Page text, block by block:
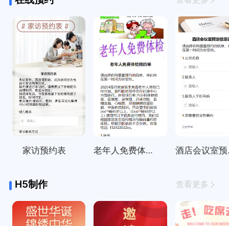
家访预约表 老年人免费体检预约单 酒
H5制作 查看更多